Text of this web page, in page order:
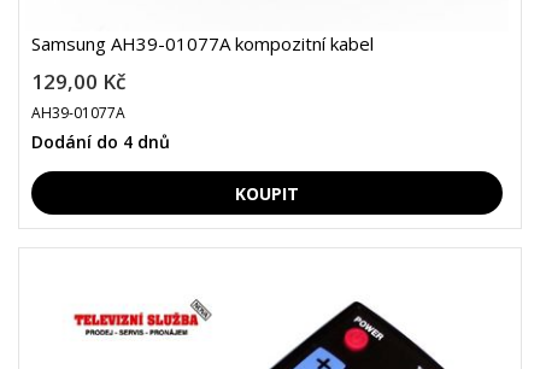
Samsung AH39-01077A kompozitní kabel
129,00 Kč
AH39-01077A
Dodání do 4 dnů